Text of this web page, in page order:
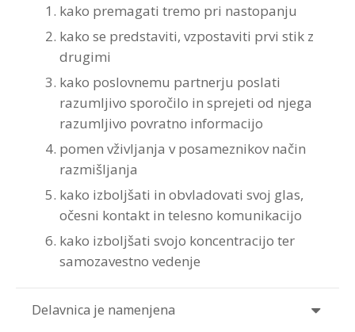
kako premagati tremo pri nastopanju
kako se predstaviti, vzpostaviti prvi stik z
drugimi
kako poslovnemu partnerju poslati
razumljivo sporočilo in sprejeti od njega
razumljivo povratno informacijo
pomen vživljanja v posameznikov način
razmišljanja
kako izboljšati in obvladovati svoj glas,
očesni kontakt in telesno komunikacijo
kako izboljšati svojo koncentracijo ter
samozavestno vedenje
Delavnica je namenjena